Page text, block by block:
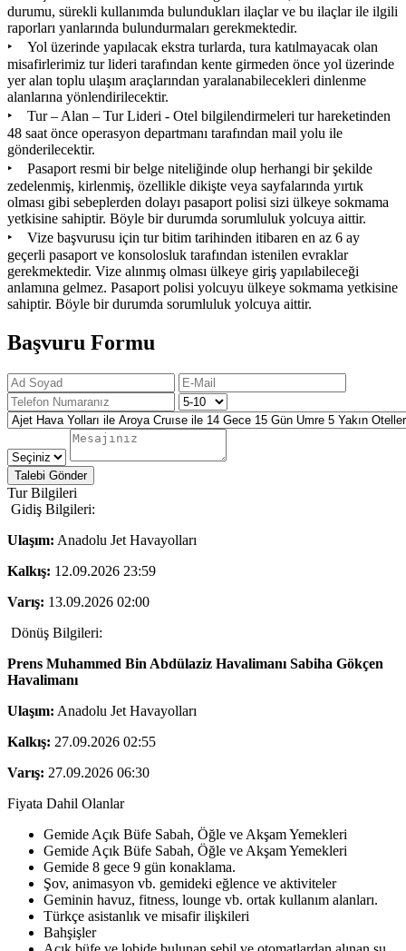
durumu, sürekli kullanımda bulundukları ilaçlar ve bu ilaçlar ile ilgili
raporları yanlarında bulundurmaları gerekmektedir.
‣ Yol üzerinde yapılacak ekstra turlarda, tura katılmayacak olan
misafirlerimiz tur lideri tarafından kente girmeden önce yol üzerinde
yer alan toplu ulaşım araçlarından yaralanabilecekleri dinlenme
alanlarına yönlendirilecektir.
‣ Tur – Alan – Tur Lideri - Otel bilgilendirmeleri tur hareketinden
48 saat önce operasyon departmanı tarafından mail yolu ile
gönderilecektir.
‣ Pasaport resmi bir belge niteliğinde olup herhangi bir şekilde
zedelenmiş, kirlenmiş, özellikle dikişte veya sayfalarında yırtık
olması gibi sebeplerden dolayı pasaport polisi sizi ülkeye sokmama
yetkisine sahiptir. Böyle bir durumda sorumluluk yolcuya aittir.
‣ Vize başvurusu için tur bitim tarihinden itibaren en az 6 ay
geçerli pasaport ve konsolosluk tarafından istenilen evraklar
gerekmektedir. Vize alınmış olması ülkeye giriş yapılabileceği
anlamına gelmez. Pasaport polisi yolcuyu ülkeye sokmama yetkisine
sahiptir. Böyle bir durumda sorumluluk yolcuya aittir.
Başvuru Formu
Talebi Gönder
Tur Bilgileri
Gidiş Bilgileri:
Ulaşım: Anadolu Jet Havayolları
Kalkış: 12.09.2026 23:59
Varış: 13.09.2026 02:00
Dönüş Bilgileri:
Prens Muhammed Bin Abdülaziz Havalimanı Sabiha Gökçen
Havalimanı
Ulaşım: Anadolu Jet Havayolları
Kalkış: 27.09.2026 02:55
Varış: 27.09.2026 06:30
Fiyata Dahil Olanlar
Gemide Açık Büfe Sabah, Öğle ve Akşam Yemekleri
Gemide Açık Büfe Sabah, Öğle ve Akşam Yemekleri
Gemide 8 gece 9 gün konaklama.
Şov, animasyon vb. gemideki eğlence ve aktiviteler
Geminin havuz, fitness, lounge vb. ortak kullanım alanları.
Türkçe asistanlık ve misafir ilişkileri
Bahşişler